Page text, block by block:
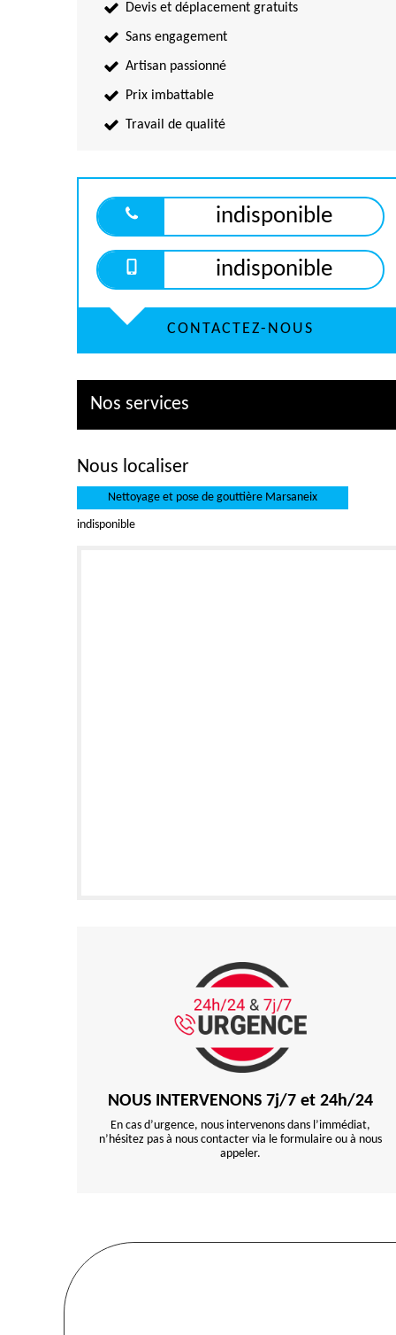
Devis et déplacement gratuits
Sans engagement
Artisan passionné
Prix imbattable
Travail de qualité
indisponible
indisponible
CONTACTEZ-NOUS
Nos services
Nous localiser
Nettoyage et pose de gouttière Marsaneix
indisponible
NOUS INTERVENONS 7j/7 et 24h/24
En cas d’urgence, nous intervenons dans l’immédiat,
n’hésitez pas à nous contacter via le formulaire ou à nous
appeler.